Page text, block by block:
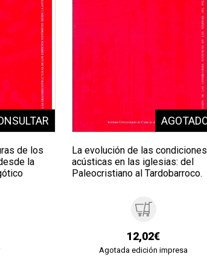
de los
la
La evolución de las condiciones
acústicas en las iglesias: del
Paleocristiano al Tardobarroco.
12,02€
Agotada edición impresa